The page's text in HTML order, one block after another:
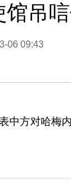
吊
06 09:43
方对哈梅